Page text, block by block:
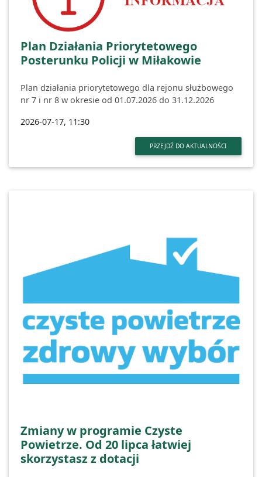
Plan Działania Priorytetowego
Posterunku Policji w Miłakowie
Plan działania priorytetowego dla rejonu służbowego
nr 7 i nr 8 w okresie od 01.07.2026 do 31.12.2026
2026-07-17, 11:30
PRZEJDŹ DO AKTUALNOŚCI
Zmiany w programie Czyste
Powietrze. Od 20 lipca łatwiej
skorzystasz z dotacji